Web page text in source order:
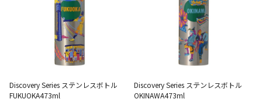
Discovery Series ステンレスボトル
FUKUOKA473ml
Discovery Series ステンレスボトル
OKINAWA473ml